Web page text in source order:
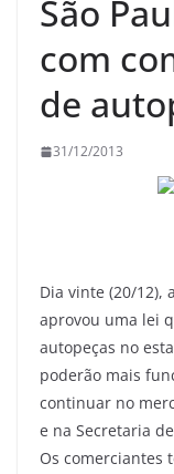
São
com
de
31/12/2013
Dia vinte (20/12),
aprovou uma lei
autopeças no
poderão mais
continuar no
e na Secretaria
Os comerciantes